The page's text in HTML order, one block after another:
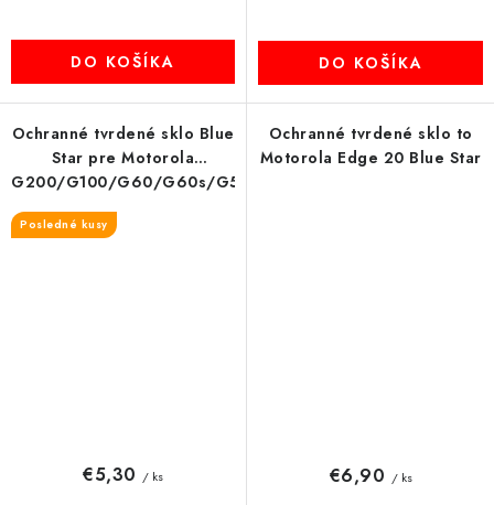
DO KOŠÍKA DO KOŠÍKA
Ochranné tvrdené sklo Blue
Star pre Motorola
G200/G100/G60/G60s/G51
5G/G9 Power
Posledné kusy
€5,30 / ks
Ochranné tvrdené sklo to
Motorola Edge 20 Blue Star
€6,90 / ks